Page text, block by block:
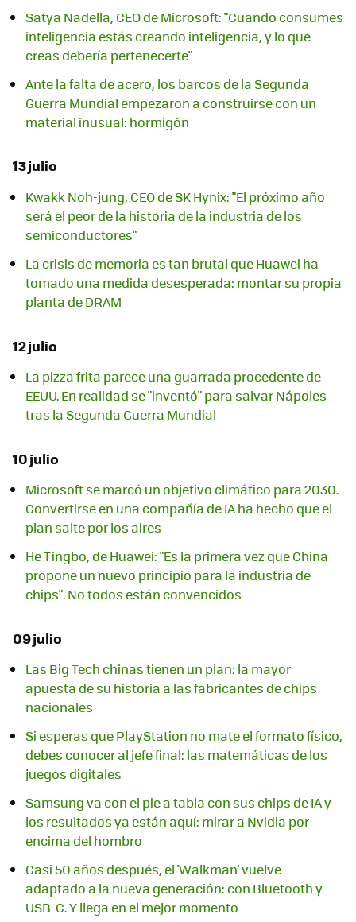
Satya Nadella, CEO de Microsoft: "Cuando consumes
inteligencia estás creando inteligencia, y lo que
creas debería pertenecerte"
Ante la falta de acero, los barcos de la Segunda
Guerra Mundial empezaron a construirse con un
material inusual: hormigón
13 julio
Kwakk Noh-jung, CEO de SK Hynix: "El próximo año
será el peor de la historia de la industria de los
semiconductores"
La crisis de memoria es tan brutal que Huawei ha
tomado una medida desesperada: montar su propia
planta de DRAM
12 julio
La pizza frita parece una guarrada procedente de
EEUU. En realidad se "inventó" para salvar Nápoles
tras la Segunda Guerra Mundial
10 julio
Microsoft se marcó un objetivo climático para 2030.
Convertirse en una compañía de IA ha hecho que el
plan salte por los aires
He Tingbo, de Huawei: "Es la primera vez que China
propone un nuevo principio para la industria de
chips". No todos están convencidos
09 julio
Las Big Tech chinas tienen un plan: la mayor
apuesta de su historia a las fabricantes de chips
nacionales
Si esperas que PlayStation no mate el formato físico,
debes conocer al jefe final: las matemáticas de los
juegos digitales
Samsung va con el pie a tabla con sus chips de IA y
los resultados ya están aquí: mirar a Nvidia por
encima del hombro
Casi 50 años después, el 'Walkman' vuelve
adaptado a la nueva generación: con Bluetooth y
USB-C. Y llega en el mejor momento